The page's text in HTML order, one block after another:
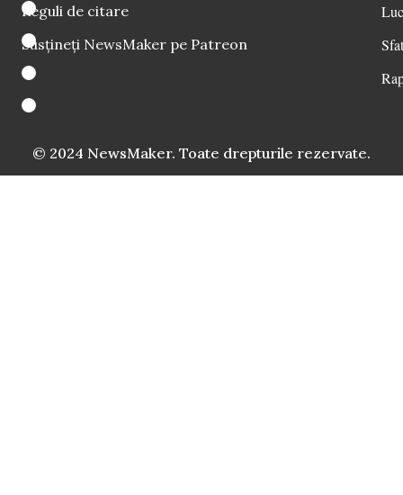
Reguli de citare
Susțineți NewsMaker pe Patreon
© 2024 NewsMaker. Toate drepturile rezervate.